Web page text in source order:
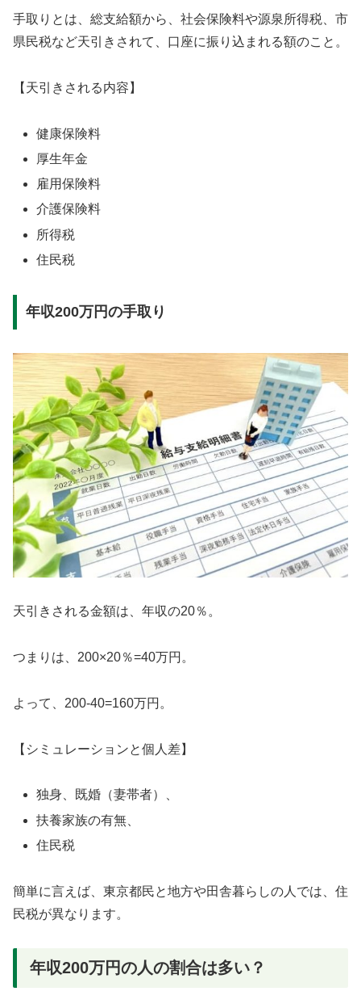
手取りとは、総支給額から、社会保険料や源泉所得税、市
県民税など天引きされて、口座に振り込まれる額のこと。
【天引きされる内容】
健康保険料
厚生年金
雇用保険料
介護保険料
所得税
住民税
年収200万円の手取り
天引きされる金額は、年収の20％。
つまりは、200×20％=40万円。
よって、200-40=160万円。
【シミュレーションと個人差】
独身、既婚（妻帯者）、
扶養家族の有無、
住民税
簡単に言えば、東京都民と地方や田舎暮らしの人では、住
民税が異なります。
年収200万円の人の割合は多い？